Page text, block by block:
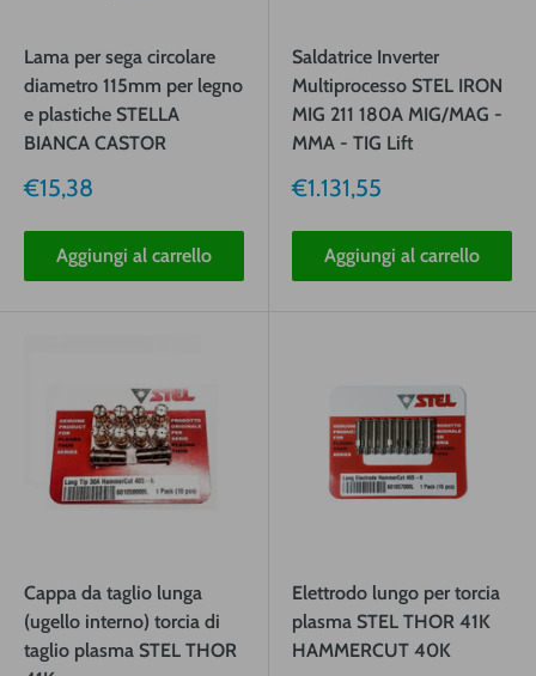
Lama per sega circolare
diametro 115mm per legno
e plastiche STELLA
BIANCA CASTOR
Prezzo
€15,38
Aggiungi al carrello
Saldatrice Inverter
Multiprocesso STEL IRON
MIG 211 180A MIG/MAG -
MMA - TIG Lift
Prezzo
€1.131,55
Aggiungi al carrello
Cappa da taglio lunga
(ugello interno) torcia di
taglio plasma STEL THOR
Elettrodo lungo per torcia
plasma STEL THOR 41K
HAMMERCUT 40K